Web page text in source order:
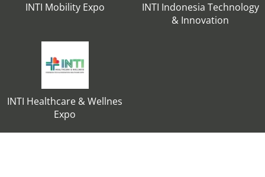
INTI Mobility Expo
INTI Indonesia Technology
& Innovation
INTI Healthcare & Wellnes
Expo